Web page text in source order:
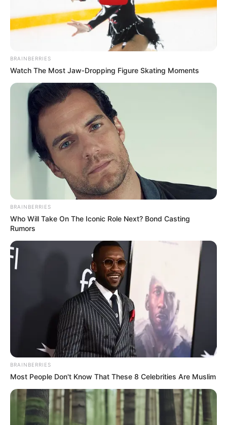
TEMAS RELACIONADOS
CENTRALES DE RIESGO
REPORTE EN CENTRALES DE RIESGO
DATACRÉDITO
MANTÉNGASE EN ALERTA
Tenemos todas las noticias que le
interesan. Para estar bien informado, por
favor, active las notificaciones de Alerta.
ACTIVAR AHORA
TEMAS DESTACADOS
DESAPARECIDOS
LOCALIDAD DE ENGATIVÁ
REGIOTRAM DE OCCIDENTE
LOCALIDAD DE SUBA
BRAINBERRIES
Watch The Most Jaw‑Dropping Figure Skating Moments
BRAINBERRIES
Who Will Take On The Iconic Role Next? Bond Casting
Rumors
BRAINBERRIES
Most People Don't Know That These 8 Celebrities Are Muslim